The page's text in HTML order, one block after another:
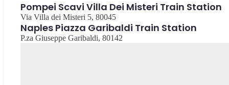
Pompei Scavi Villa Dei Misteri Train Station
Via Villa dei Misteri 5, 80045
Naples Piazza Garibaldi Train Station
P.za Giuseppe Garibaldi, 80142